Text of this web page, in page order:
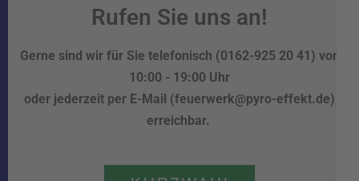
Rufen Sie uns an!
Gerne sind wir für Sie telefonisch (0162-925 20 41) von
10:00 - 19:00 Uhr
oder jederzeit per E-Mail (feuerwerk@pyro-effekt.de)
erreichbar.